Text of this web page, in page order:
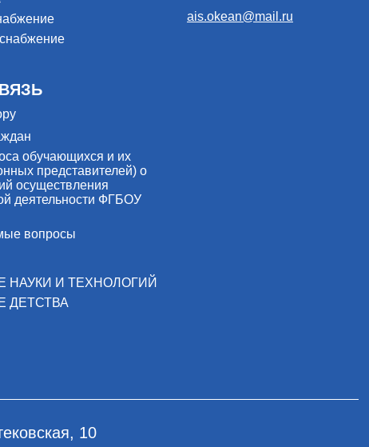
обучающихся и их
представителей) о
осуществления
деятельности ФГБОУ
вопросы
НАУКИ И ТЕХНОЛОГИЙ
ДЕТСТВА
ais.okean@mail.ru
10